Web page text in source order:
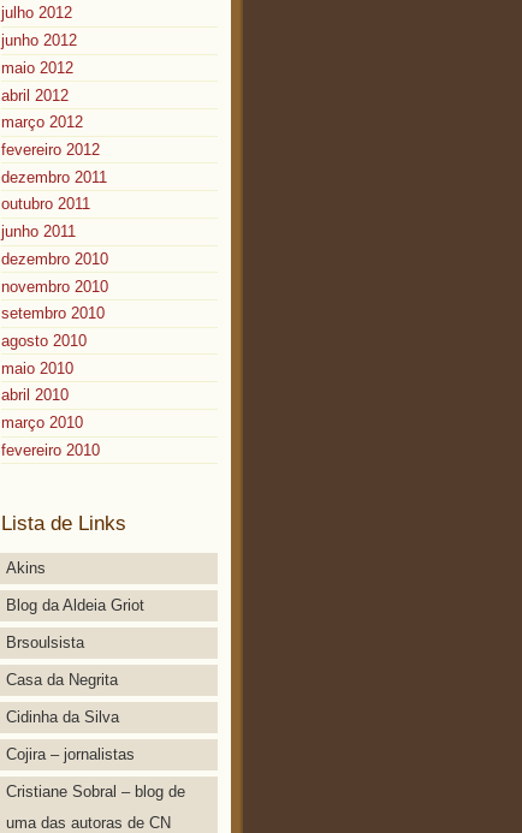
julho 2012
junho 2012
maio 2012
abril 2012
março 2012
fevereiro 2012
dezembro 2011
outubro 2011
junho 2011
dezembro 2010
novembro 2010
setembro 2010
agosto 2010
maio 2010
abril 2010
março 2010
fevereiro 2010
Lista de Links
Akins
Blog da Aldeia Griot
Brsoulsista
Casa da Negrita
Cidinha da Silva
Cojira – jornalistas
Cristiane Sobral – blog de
uma das autoras de CN